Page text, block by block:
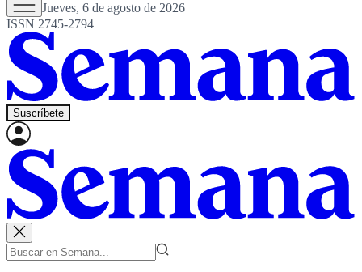
Jueves, 6 de agosto de 2026
ISSN 2745-2794
Suscríbete